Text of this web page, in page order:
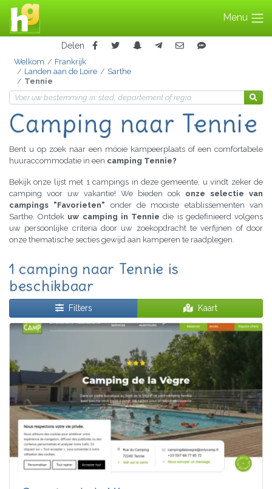
Menu
Delen
Welkom
Frankrijk
Landen aan de Loire
Sarthe
Tennie
Camping naar Tennie
Bent u op zoek naar een mooie kampeerplaats of een comfortabele
huuraccommodatie in een camping Tennie?
Bekijk onze lijst met 1 campings in deze gemeente, u vindt zeker de
camping voor uw vakantie! We bieden ook onze selectie van
campings "Favorieten" onder de mooiste etablissementen van
Sarthe. Ontdek uw camping in Tennie die is gedefinieerd volgens
uw persoonlijke criteria door uw zoekopdracht te verfijnen of door
onze thematische secties gewijd aan kamperen te raadplegen.
1 camping naar Tennie is
beschikbaar
Filters Kaart